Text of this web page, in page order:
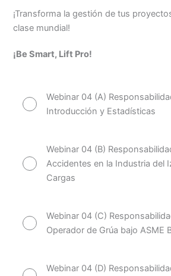
¡Transforma la gestión de tus
clase mundial!
¡Be Smart, Lift Pro!
Webinar 04 (A)
Introducción y Estadísticas
Webinar 04 (B)
Accidentes en la Industria del
Cargas
Webinar 04 (C)
Operador de Grúa bajo ASME
Webinar 04 (D)